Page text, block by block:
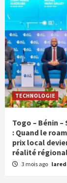
TECHNOLOGIE
Togo – Bénin –
: Quand le
prix local
réalité
3 mois ago